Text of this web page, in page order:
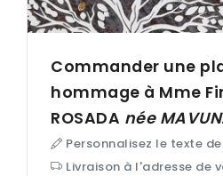
Commander une
hommage à Mme
ROSADA née
Personnalisez le texte
Livraison à l'adresse de